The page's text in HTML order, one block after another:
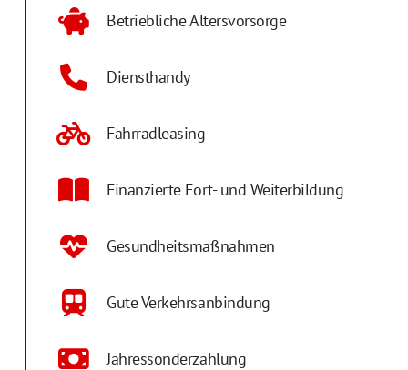
Betriebliche Altersvorsorge
Diensthandy
Fahrradleasing
Finanzierte Fort- und Weiterbildung
Gesundheitsmaßnahmen
Gute Verkehrsanbindung
Jahressonderzahlung